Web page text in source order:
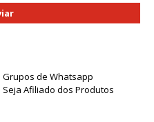
Grupos de Whatsapp
Seja Afiliado dos Produtos